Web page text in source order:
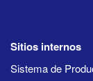
Sitios internos
Sistema de